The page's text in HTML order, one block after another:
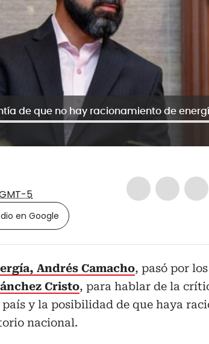
5
en Google
Andrés Camacho, pasó por
Cristo, para hablar de la
país y la posibilidad de que haya
nacional.